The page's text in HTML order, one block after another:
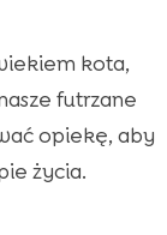
kota,
futrzane
opiekę, aby
życia.